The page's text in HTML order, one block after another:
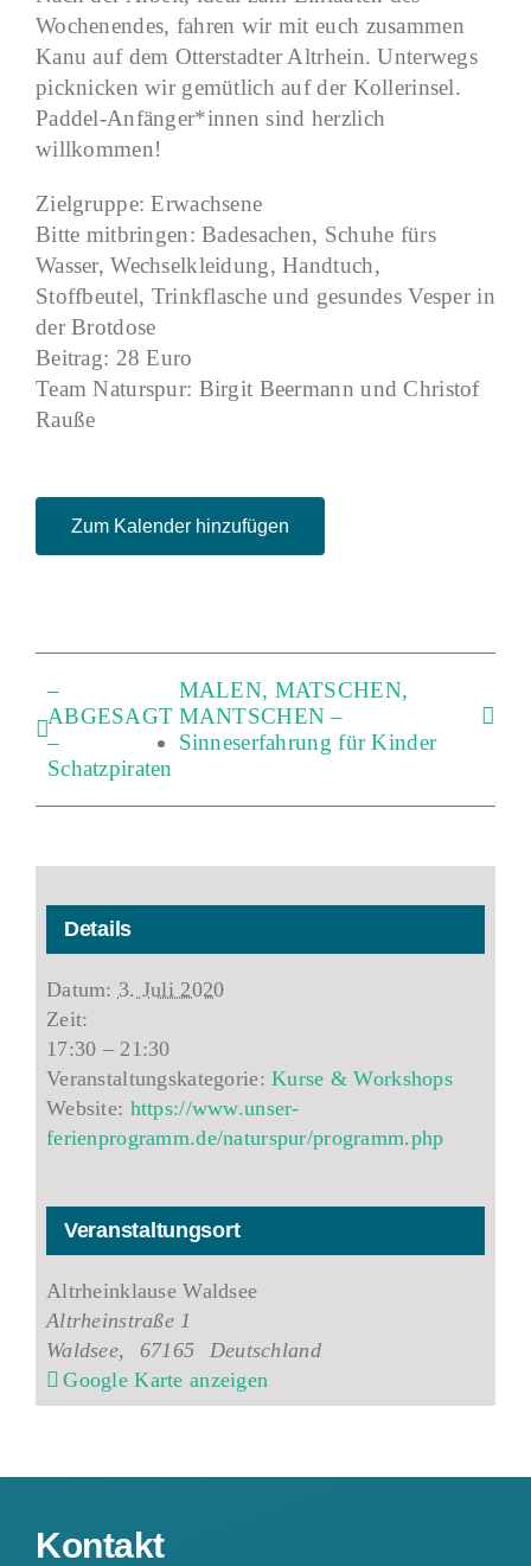
Wochenendes, fahren wir mit euch zusammen
Kanu auf dem Otterstadter Altrhein. Unterwegs
picknicken wir gemütlich auf der Kollerinsel.
Paddel-Anfänger*innen sind herzlich
willkommen!
Zielgruppe: Erwachsene
Bitte mitbringen: Badesachen, Schuhe fürs
Wasser, Wechselkleidung, Handtuch,
Stoffbeutel, Trinkflasche und gesundes Vesper in
der Brotdose
Beitrag: 28 Euro
Team Naturspur: Birgit Beermann und Christof
Rauße
Zum Kalender hinzufügen
–
ABGESAGT
–
Schatzpiraten
MALEN, MATSCHEN,
MANTSCHEN –
Sinneserfahrung für Kinder
Details
Datum: 3. Juli 2020
Zeit:
17:30 – 21:30
Veranstaltungskategorie: Kurse & Workshops
Website: https://www.unser-
ferienprogramm.de/naturspur/programm.php
Veranstaltungsort
Altrheinklause Waldsee
Altrheinstraße 1
Waldsee, 67165
Deutschland
Google Karte anzeigen
Kontakt